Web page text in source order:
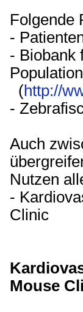
Folgende
-
- Biobank
(http://
-
Auch
Nutzen
-
Clinic
Mouse